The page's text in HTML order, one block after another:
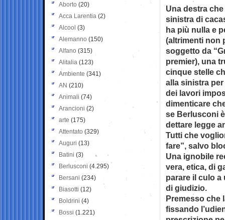
Una destra
sinistra di
ha più nulla e
(altrimenti non
soggetto da
premier), una
cinque stelle
alla sinistra
dei lavori
dimenticare
se Berlusconi
dettare legge
Tutti che
fare”, salvo
Una ignobile
vera, etica, di
parare il culo
di giudizio.
Premesso che
fissando
Aborto (20)
Acca Larentia (2)
Alcool (3)
Alemanno (150)
Alfano (315)
Alitalia (123)
Ambiente (341)
AN (210)
Animali (74)
Arancioni (2)
arte (175)
Attentato (329)
Auguri (13)
Batini (3)
Berlusconi (4.295)
Bersani (234)
Biasotti (12)
Boldrini (4)
Bossi (1.221)